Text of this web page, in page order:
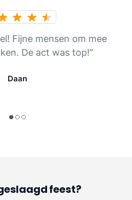
Fijne mensen om mee
De act was top!”
Daan
feest?